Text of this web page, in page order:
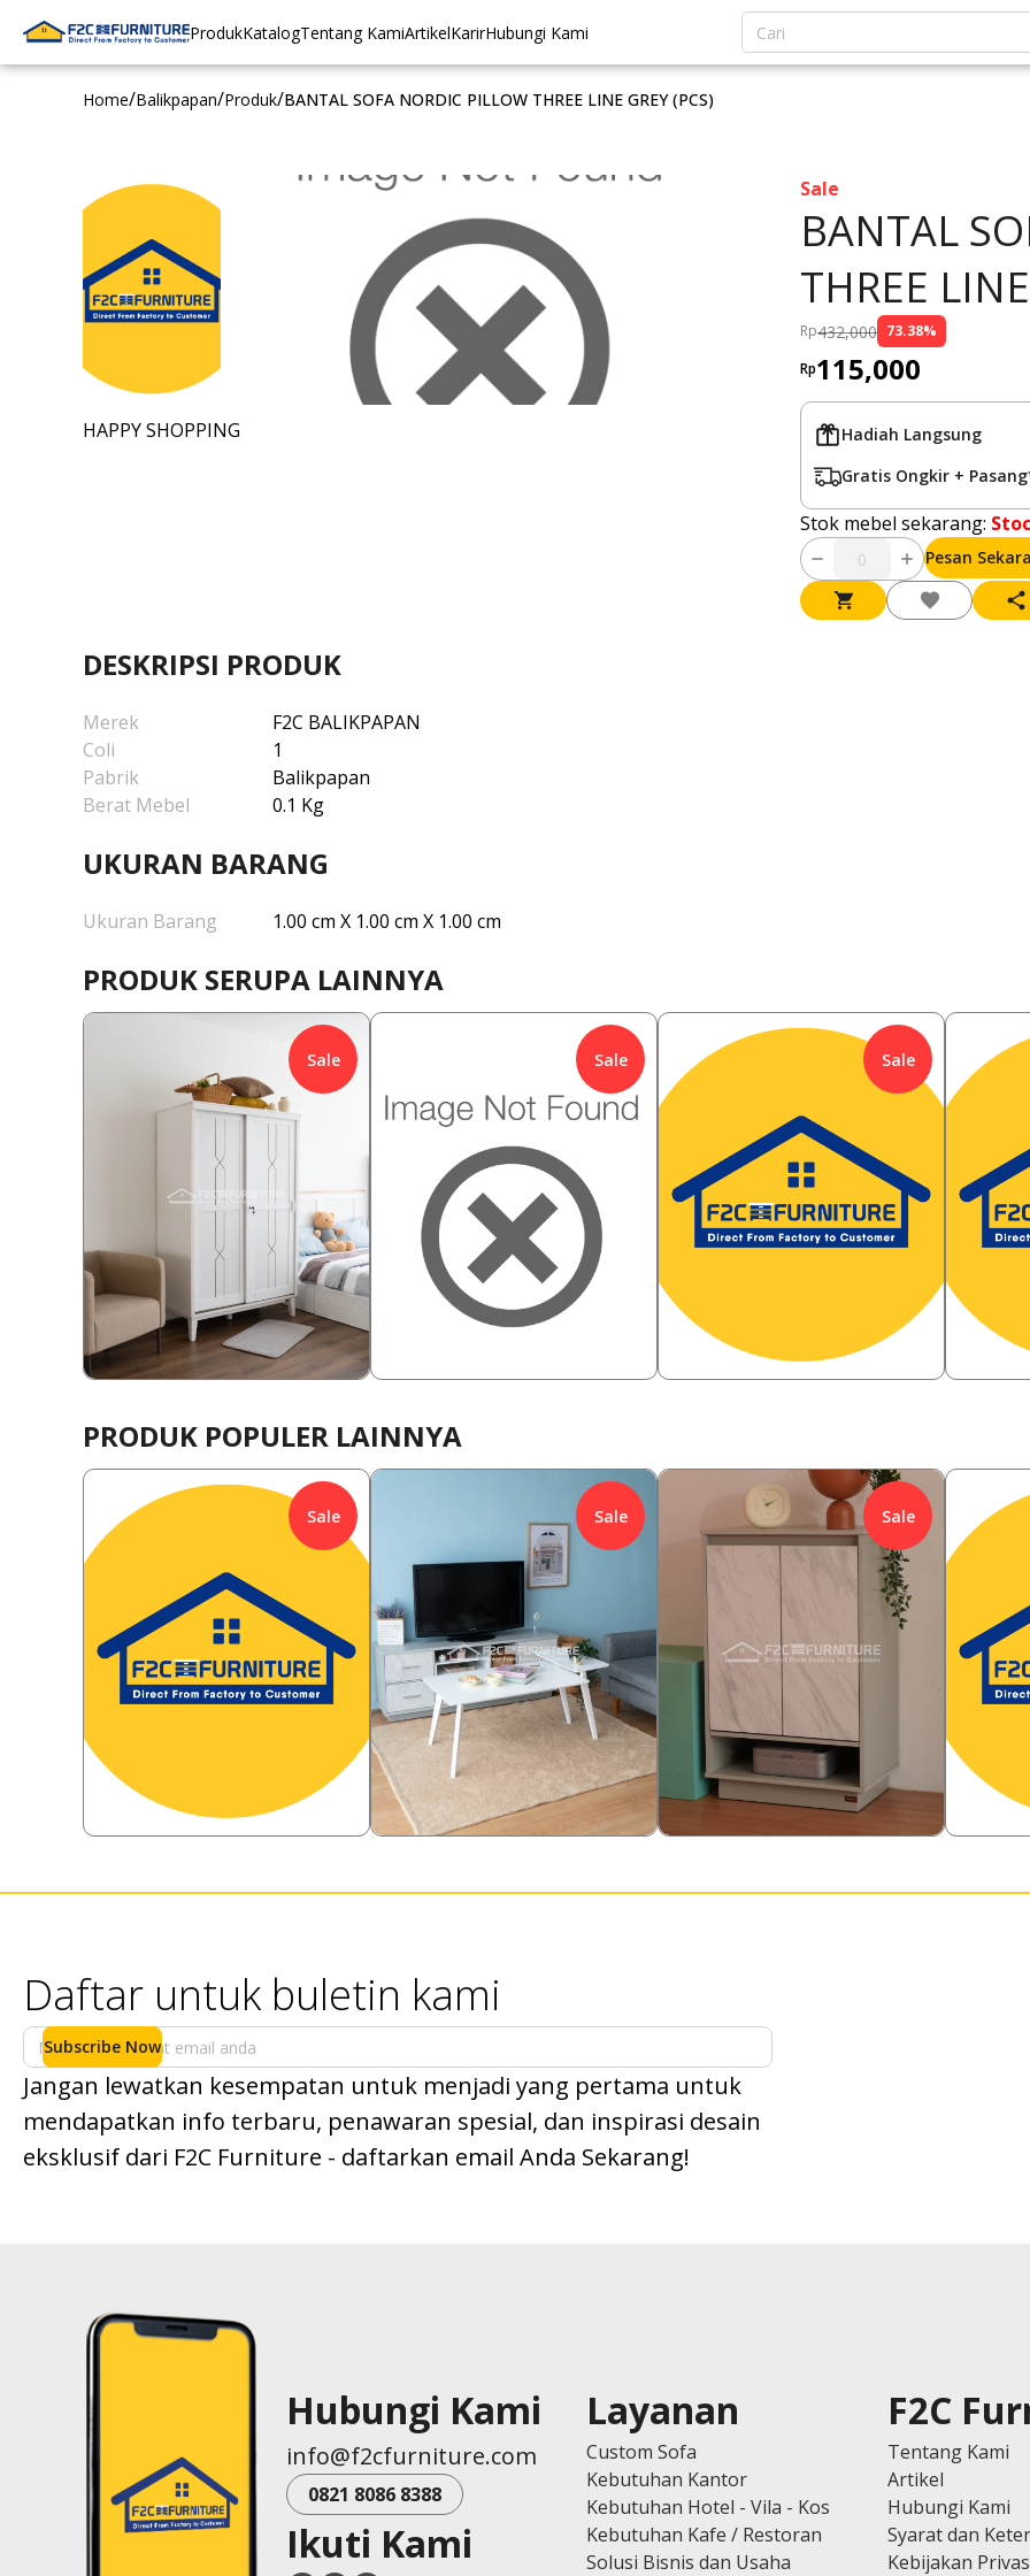
ProdukKatalogTentang KamiArtikelKarirHubungi Kami
Home/Balikpapan/Produk/BANTAL SOFA NORDIC PILLOW THREE LINE GREY (PCS)
HAPPY SHOPPING
Sale
BANTAL
THREE
Rp432,000 73.38%
Rp115,000
Hadiah Langsung
Gratis Ongkir +
Stok mebel sekarang:
Pesan
DESKRIPSI PRODUK
Merek
F2C BALIKPAPAN
Coli
1
Pabrik
Balikpapan
Berat Mebel
0.1 Kg
UKURAN BARANG
Ukuran Barang 1.00 cm X 1.00 cm X 1.00 cm
PRODUK SERUPA LAINNYA
Sale
Rp2,788,000 7.17%
Rp2,588,000
Sale
2,380,000 8.40%
Sale
Rp
108,000
Rp
PRODUK POPULER LAINNYA
Sale
Rp
92,000
Sale
Rp 698,000 28.65%
Rp498,000
Sale
718,000 27.86
Rp518,000
Rp
Daftar untuk buletin kami
Subscribe Now
Jangan lewatkan kesempatan untuk menjadi yang pertama untuk
mendapatkan info terbaru, penawaran spesial, dan inspirasi desain
eksklusif dari F2C Furniture - daftarkan email Anda Sekarang!
Hubungi Kami
info@f2cfurniture.com
0821 8086 8388
Ikuti Kami
Layanan
Custom Sofa
Kebutuhan Kantor
Kebutuhan Hotel - Vila - Kos
Kebutuhan Kafe / Restoran
Solusi Bisnis dan Usaha
F2C
Tentang Kami
Artikel
Hubungi Kami
Syarat dan
Kebijakan